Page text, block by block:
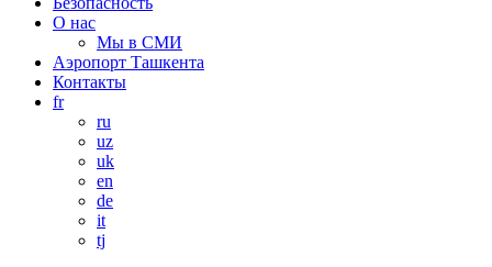
О нас
Мы в СМИ
Аэропорт Ташкента
Контакты
fr
ru
uz
uk
en
de
it
tj